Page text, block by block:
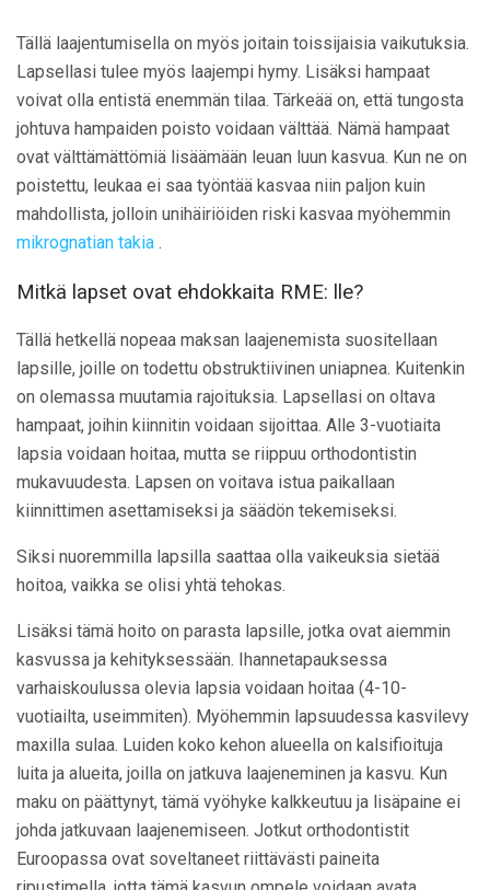
Tällä laajentumisella on myös joitain toissijaisia ​​vaikutuksia.
Lapsellasi tulee myös laajempi hymy. Lisäksi hampaat
voivat olla entistä enemmän tilaa. Tärkeää on, että tungosta
johtuva hampaiden poisto voidaan välttää. Nämä hampaat
ovat välttämättömiä lisäämään leuan luun kasvua. Kun ne on
poistettu, leukaa ei saa työntää kasvaa niin paljon kuin
mahdollista, jolloin unihäiriöiden riski kasvaa myöhemmin
mikrognatian takia .
Mitkä lapset ovat ehdokkaita RME: lle?
Tällä hetkellä nopeaa maksan laajenemista suositellaan
lapsille, joille on todettu obstruktiivinen uniapnea. Kuitenkin
on olemassa muutamia rajoituksia. Lapsellasi on oltava
hampaat, joihin kiinnitin voidaan sijoittaa. Alle 3-vuotiaita
lapsia voidaan hoitaa, mutta se riippuu orthodontistin
mukavuudesta. Lapsen on voitava istua paikallaan
kiinnittimen asettamiseksi ja säädön tekemiseksi.
Siksi nuoremmilla lapsilla saattaa olla vaikeuksia sietää
hoitoa, vaikka se olisi yhtä tehokas.
Lisäksi tämä hoito on parasta lapsille, jotka ovat aiemmin
kasvussa ja kehityksessään. Ihannetapauksessa
varhaiskoulussa olevia lapsia voidaan hoitaa (4-10-
vuotiailta, useimmiten). Myöhemmin lapsuudessa kasvilevy
maxilla sulaa. Luiden koko kehon alueella on kalsifioituja
luita ja alueita, joilla on jatkuva laajeneminen ja kasvu. Kun
maku on päättynyt, tämä vyöhyke kalkkeutuu ja lisäpaine ei
johda jatkuvaan laajenemiseen. Jotkut orthodontistit
Euroopassa ovat soveltaneet riittävästi paineita